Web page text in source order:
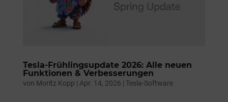
Tesla-Frühlingsupdate 2026: Alle neuen
Funktionen & Verbesserungen
von Moritz Kopp | Apr. 14, 2026 | Tesla-Software